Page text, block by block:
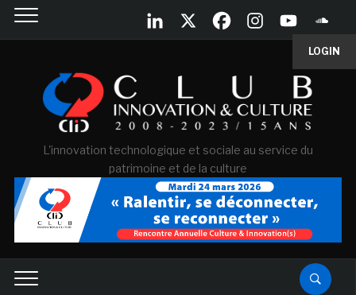
LOGIN
L'innovation technologique et sociale au service du
patrimoine et de la culture